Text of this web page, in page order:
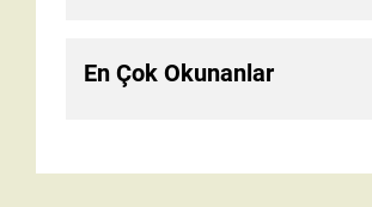
En Çok Okunanlar